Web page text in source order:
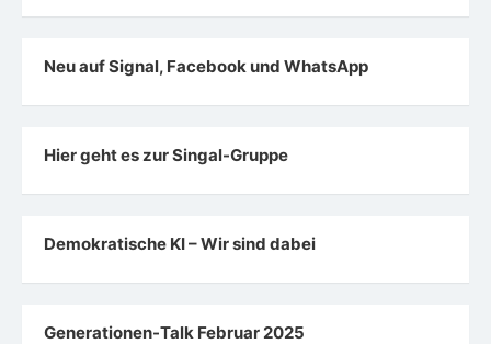
Neu auf Signal, Facebook und WhatsApp
Hier geht es zur Singal-Gruppe
Demokratische KI – Wir sind dabei
Generationen-Talk Februar 2025